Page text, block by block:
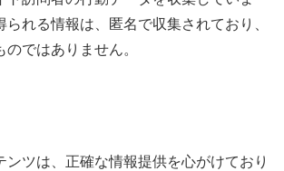
れる情報は、匿名で収集されており、
ではありません。
ンツは、正確な情報提供を心がけており